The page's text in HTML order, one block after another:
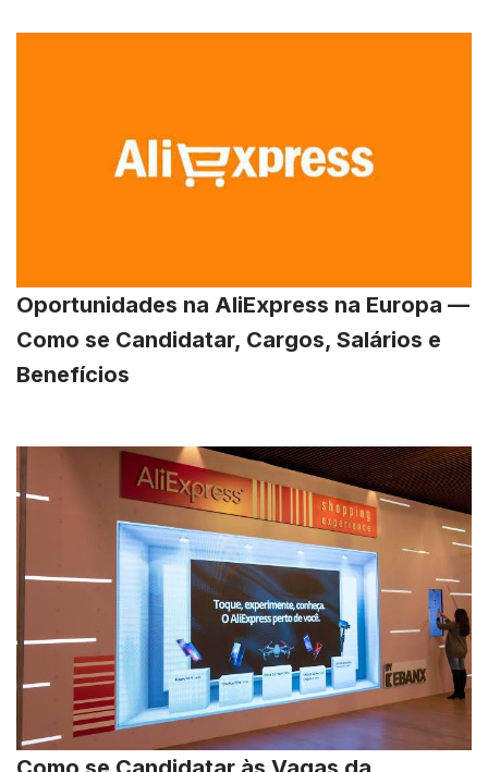
Oportunidades na AliExpress na Europa —
Como se Candidatar, Cargos, Salários e
Benefícios